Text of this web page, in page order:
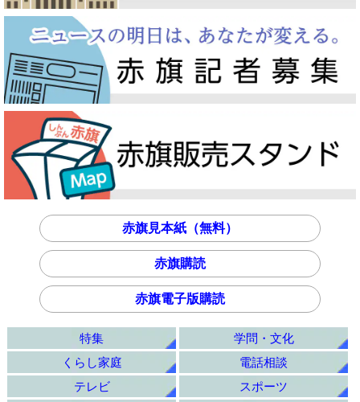
赤旗見本紙（無料）
赤旗購読
赤旗電子版購読
特集
学問・文化
くらし家庭
電話相談
テレビ
スポーツ